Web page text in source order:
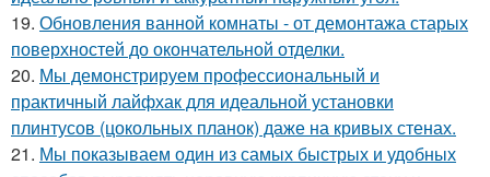
19. Обновления ванной комнаты - от демонтажа старых
поверхностей до окончательной отделки.
20. Мы демонстрируем профессиональный и
практичный лайфхак для идеальной установки
плинтусов (цокольных планок) даже на кривых стенах.
21. Мы показываем один из самых быстрых и удобных